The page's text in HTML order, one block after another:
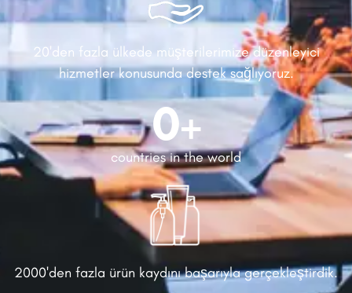
20'den fazla ülkede müşterilerimize düzenleyici
hizmetler konusunda destek sağlıyoruz.
countries in the world
0+
2000'den fazla ürün kaydını başarıyla gerçekleştirdik.